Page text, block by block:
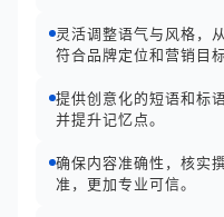
灵活调整语气与风格，
符合品牌定位和营销目标
提供创意化的短语和标
并提升记忆点。
确保内容准确性，核实
准，更加专业可信。